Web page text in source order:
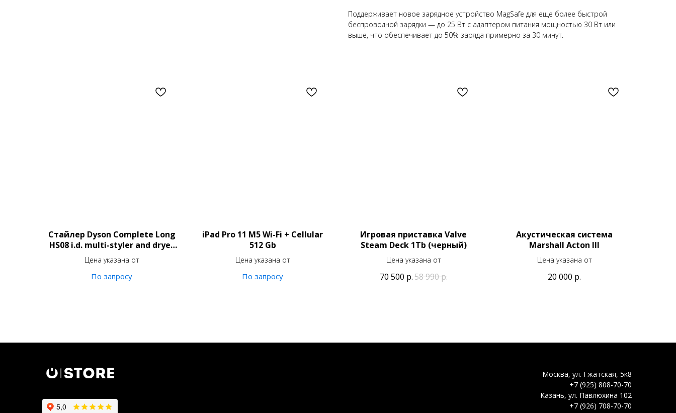
Поддерживает новое зарядное устройство MagSafe для еще более быстрой
беспроводной зарядки — до 25 Вт с адаптером питания мощностью 30 Вт или
выше, что обеспечивает до 50% заряда примерно за 30 минут.
Стайлер Dyson Complete Long
HS08 i.d. multi-styler and dryer
Straight + Wavy Vinca
Blue/Topaz
Цена указана от
iPad Pro 11 M5 Wi-Fi + Cellular
512 Gb
Цена указана от
Игровая приставка Valve
Steam Deck 1Tb (черный)
Цена указана от
70 500 р.58 990р.
Акустическая система
Marshall Acton III
Цена указана от
20 000 р.
Москва, ул. Гжатская, 5к8
+7 (925) 808-70-70
Казань, ул. Павлюхина 102
+7 (926) 708-70-70